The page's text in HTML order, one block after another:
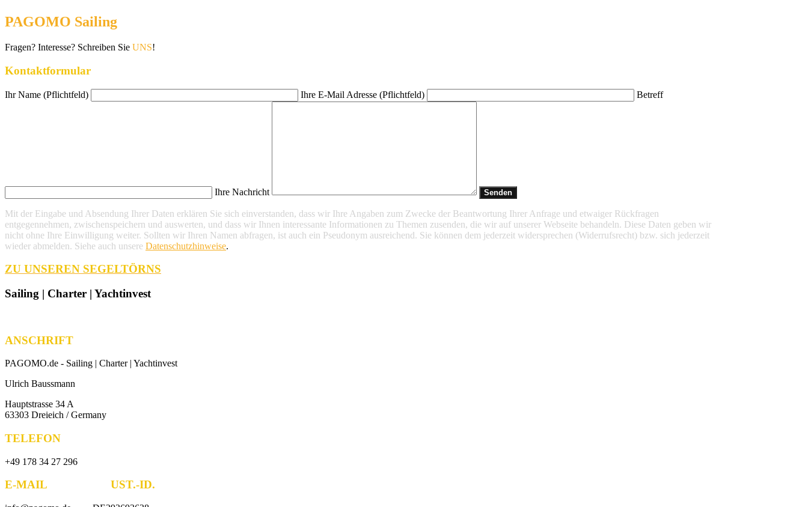
PAGOMO Sailing
Fragen? Interesse? Schreiben Sie UNS!
Kontaktformular
Ihr Name (Pflichtfeld) Ihre E-Mail Adresse (Pflichtfeld) Betreff
Ihre Nachricht
Mit der Eingabe und Absendung Ihrer Daten erklären Sie sich einverstanden, dass wir Ihre Angaben zum Zwecke der Beantwortung Ihrer Anfrage und etwaiger Rückfragen
entgegennehmen, zwischenspeichern und auswerten, und dass wir Ihnen interessante Informationen zu Themen zusenden, die wir auf unserer Webseite behandeln. Diese Daten geben wir
nicht ohne Ihre Einwilligung weiter. Sollten wir Ihren Namen abfragen, ist auch ein Pseudonym ausreichend. Sie können dem jederzeit widersprechen (Widerrufsrecht) bzw. sich jederzeit
wieder abmelden. Siehe auch unsere Datenschutzhinweise.
ZU UNSEREN SEGELTÖRNS
Sailing | Charter | Yachtinvest
ANSCHRIFT
PAGOMO.de - Sailing | Charter | Yachtinvest
Ulrich Baussmann
Hauptstrasse 34 A
63303 Dreieich / Germany
TELEFON
+49 178 34 27 296
E-MAIL UST.-ID.